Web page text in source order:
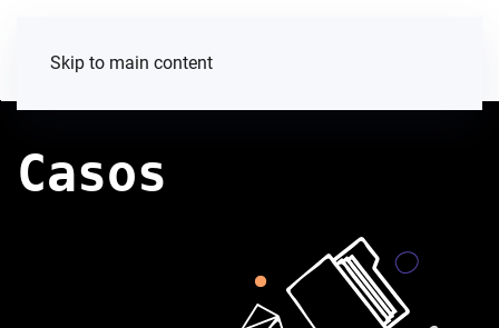
Skip to main content
Casos